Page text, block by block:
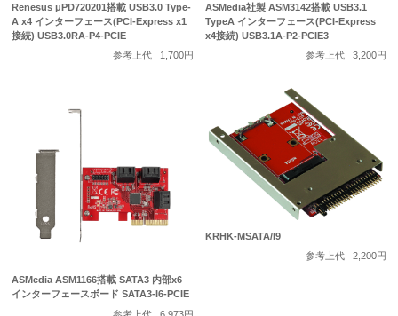
Renesus μPD720201搭載 USB3.0 Type-
A x4 インターフェース(PCI-Express x1
接続) USB3.0RA-P4-PCIE
参考上代
1,700円
ASMedia社製 ASM3142搭載 USB3.1
TypeA インターフェース(PCI-Express
x4接続) USB3.1A-P2-PCIE3
参考上代
3,200円
ASMedia ASM1166搭載 SATA3 内部x6
インターフェースボード SATA3-I6-PCIE
参考上代
6,973円
KRHK-MSATA/I9
参考上代
2,200円